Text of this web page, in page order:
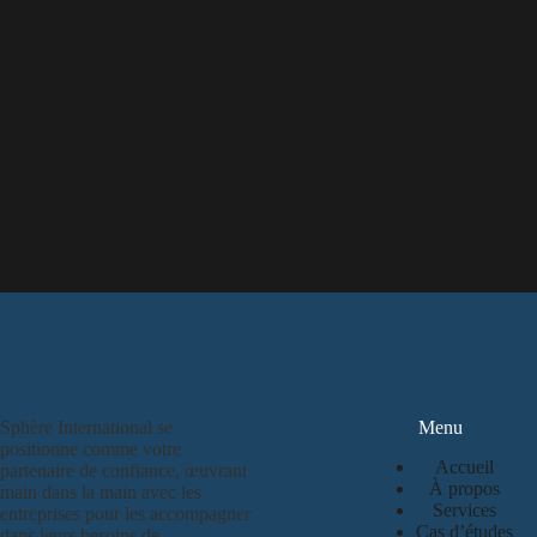
Sphère International se
positionne comme votre
partenaire de confiance, œuvrant
main dans la main avec les
entreprises pour les accompagner
Menu
Accueil
À propos
Services
Cas d’études